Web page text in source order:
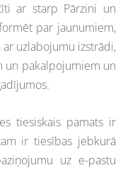
ar starp Pārzini un
par jaunumiem,
uzlabojumu izstrādi,
un pakalpojumiem un
tiesiskais pamats ir
ir tiesības jebkurā
uz e-pastu